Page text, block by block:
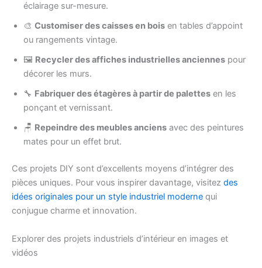
éclairage sur-mesure.
🎨 Customiser des caisses en bois en tables d’appoint
ou rangements vintage.
🖼️ Recycler des affiches industrielles anciennes pour
décorer les murs.
🔧 Fabriquer des étagères à partir de palettes en les
ponçant et vernissant.
🪑 Repeindre des meubles anciens avec des peintures
mates pour un effet brut.
Ces projets DIY sont d’excellents moyens d’intégrer des
pièces uniques. Pour vous inspirer davantage, visitez des
idées originales pour un style industriel moderne qui
conjugue charme et innovation.
Explorer des projets industriels d’intérieur en images et
vidéos